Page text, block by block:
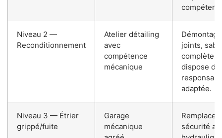
Niveau 2 —
Reconditionnement
Atelier détailing
avec
compétence
mécanique
joints,
complète.
dispose de
adaptée.
Niveau 3 — Étrier
grippé/fuite
Garage
mécanique
sécurité